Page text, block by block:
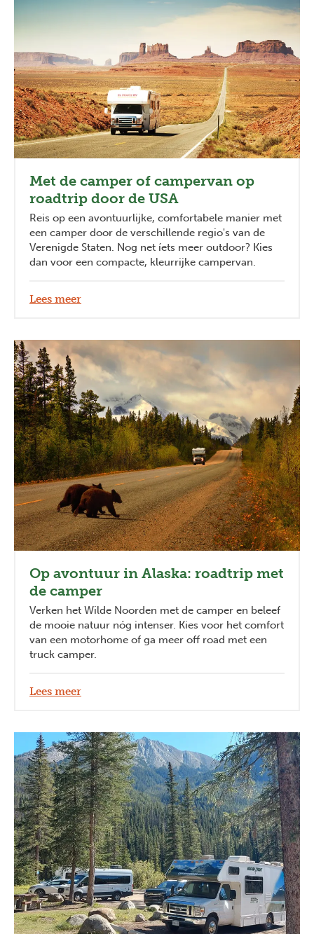
Met de camper of campervan op
roadtrip door de USA
Reis op een avontuurlijke, comfortabele manier met
een camper door de verschillende regio's van de
Verenigde Staten. Nog net íets meer outdoor? Kies
dan voor een compacte, kleurrijke campervan.
Lees meer
Op avontuur in Alaska: roadtrip met
de camper
Verken het Wilde Noorden met de camper en beleef
de mooie natuur nóg intenser. Kies voor het comfort
van een motorhome of ga meer off road met een
truck camper.
Lees meer